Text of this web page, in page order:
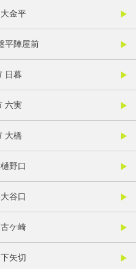
金平
平陣屋前
日暮
六実
大橋
野口
谷口
ケ崎
矢切